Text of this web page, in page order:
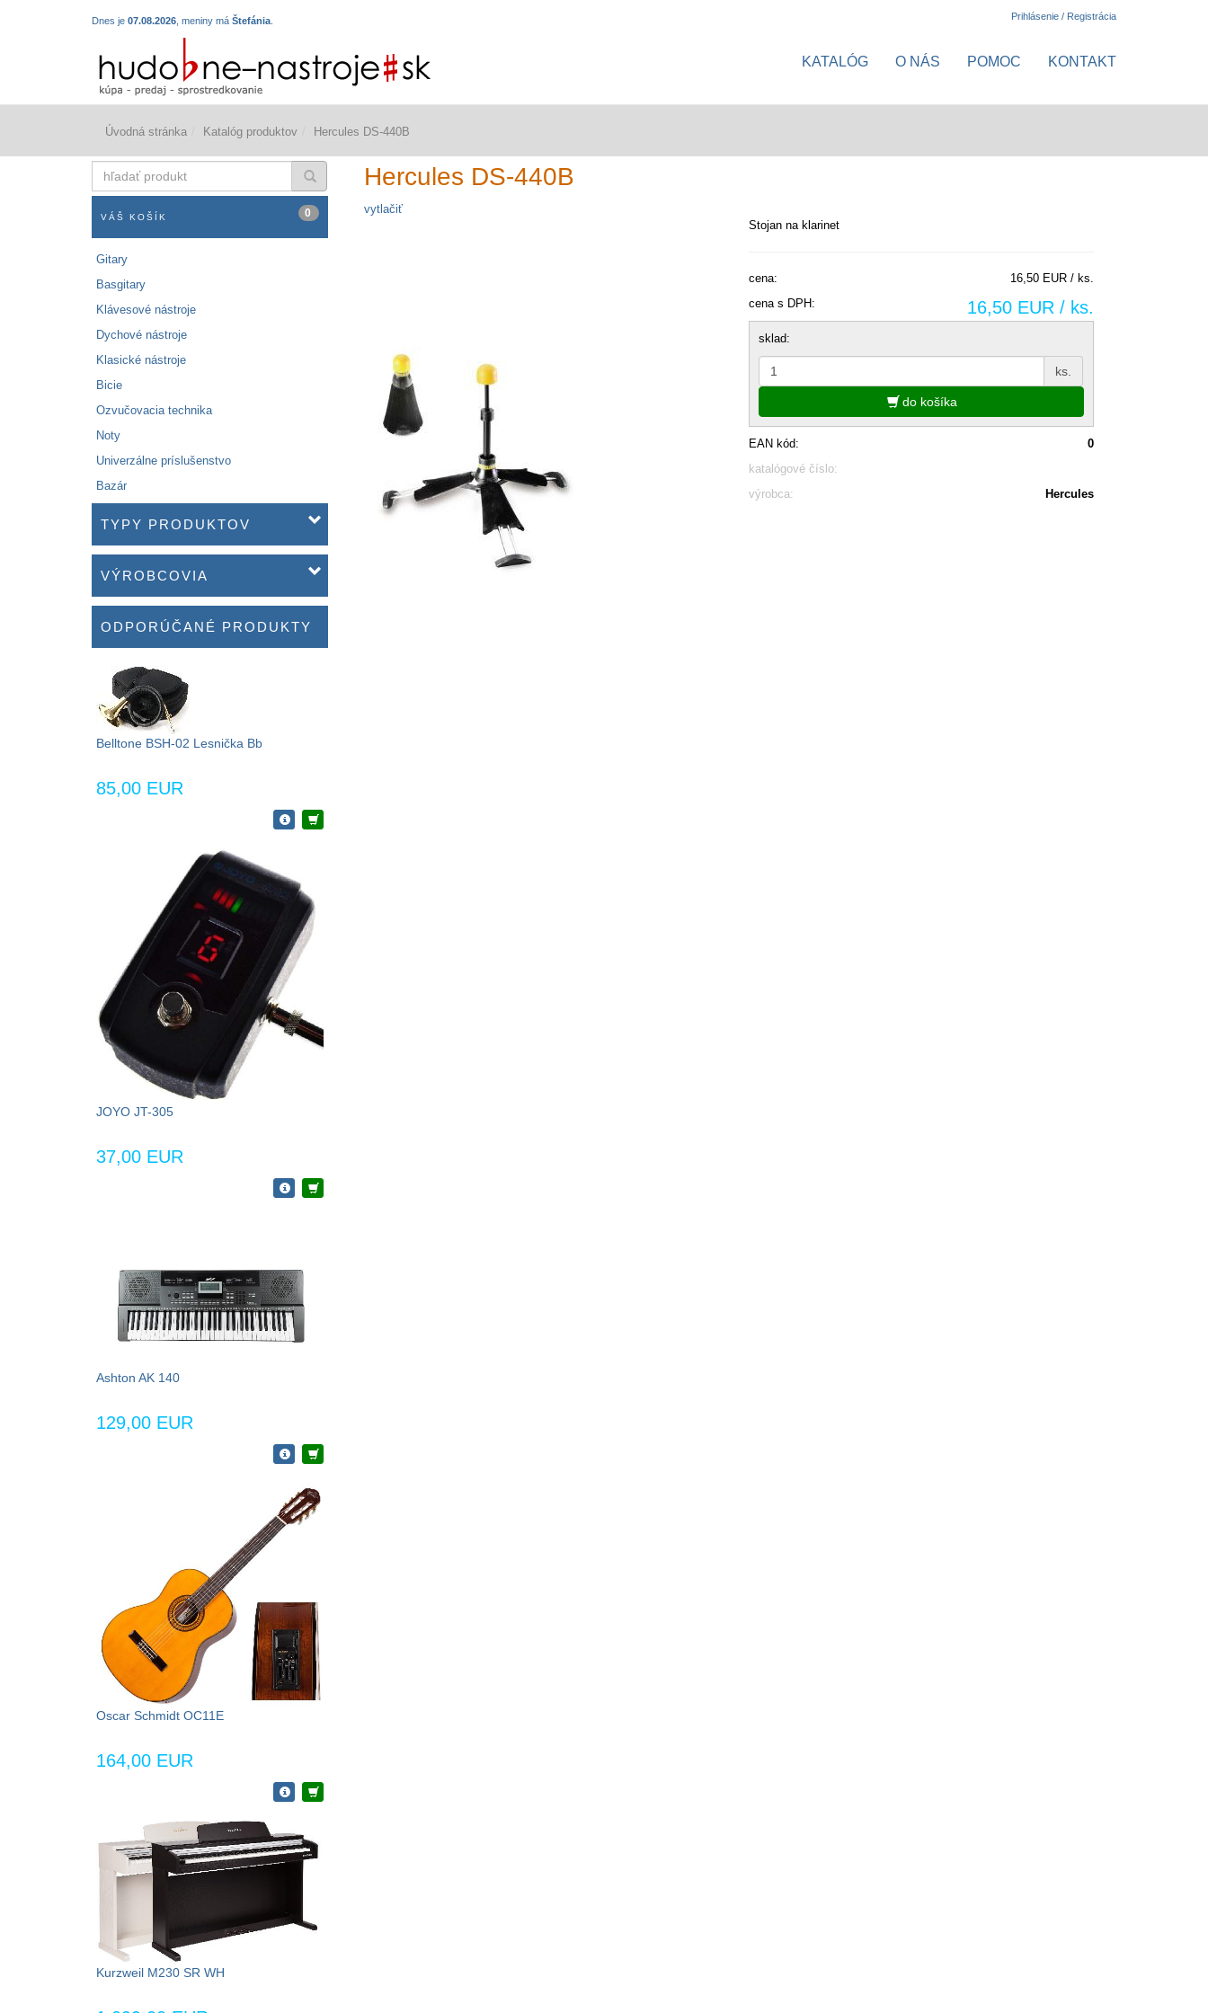
Dnes je 07.08.2026 , meniny má Štefánia Prihlásenie / Registrácia
KATALÓG O NÁS POMOC KONTAKT
Úvodná stránka Katalóg produktov Hercules DS-440B
produkt
VÁŠ KOŠÍK 0
Gitary
Basgitary
Klávesové nástroje
Dychové nástroje
Klasické nástroje
Bicie
Ozvučovacia technika
Noty
Univerzálne príslušenstvo
Bazár
TYPY PRODUKTOV
VÝROBCOVIA
ODPORÚČANÉ PRODUKTY
Belltone BSH-02 Lesnička Bb
85,00 EUR
JOYO JT-305
37,00 EUR
Ashton AK 140
129,00 EUR
Oscar Schmidt OC11E
164,00 EUR
Kurzweil M230 SR WH
Hercules DS-440B
vytlačiť
Stojan na klarinet
cena:
16,50 EUR / ks.
cena s DPH:
16,50 EUR / ks.
sklad:
ks.
do košíka
EAN kód:
0
katalógové číslo:
výrobca:
Hercules